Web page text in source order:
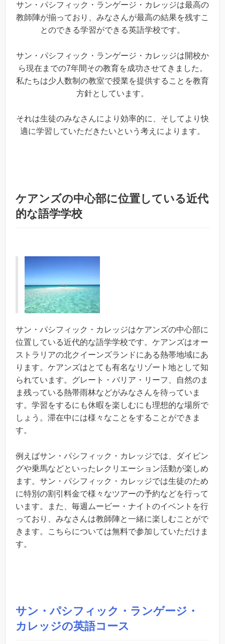
サン・パシフィック・ランゲージ・カレッジは最高の
教師陣が揃っており、みなさんが最高の結果を残すこ
とのできる学習ができる英語学校です。
サン・パシフィック・ランゲージ・カレッジは開校か
ら現在までの7年間その教育を成功させてきました。
私たちは少人数制の教室で授業を提供することを教育
方針としています。
それは生徒のみなさんにより効率的に、そしてより快
適に学習していただきたいという考えによります。
ケアンズの中心部に位置している近代
的な語学学校
サン・パシフィック・カレッジはケアンズの中心部に
位置している近代的な語学学校です。ケアンズはオー
ストラリアの北クイーンズランドにある熱帯地域にあ
ります。ケアンズはとても有名なリゾート地として知
られています。グレート・バリア・リーフ、自然のま
ま残っている熱帯雨林などがみなさんを待っていま
す。学習をするにも休暇を楽しむにも理想的な場所で
しょう。滞在中には様々なことをすることができま
す。
例えばサン・パシフィック・カレッジでは、ダイビン
グや乗馬などといったレクリエーション活動が楽しめ
ます。サン・パシフィック・カレッジでは生徒のため
に特別の割引料金で様々なツアーの予約などを行って
います。また、毎週ムービー・ナイトのイベントを行
っており、みなさんは教師陣と一緒に楽しむことがで
きます。こちらについては無料で参加していただけま
す。
サン・パシフィック・ランゲージ・
カレッジの英語コース